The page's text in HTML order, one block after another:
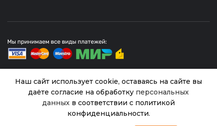
© 2026Интернет магазин Успех. ИП Хрипунов Сергей
Александрович
ИНН 420800180243 / ОГРНИП 304420530300327
Все права защищены.Персональные данные.
Наш сайт использует cookie, оставаясь на сайте вы
даёте согласие на обработку персональных
данных в соответствии с политикой
конфиденциальности.
Огурец
Китайский